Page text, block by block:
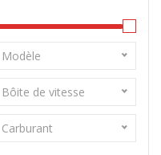
Modèle
Bôite de vitesse
Carburant